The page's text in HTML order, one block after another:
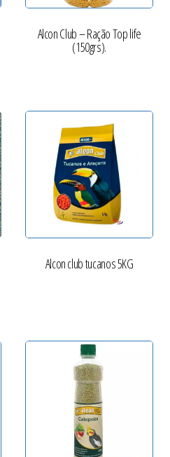
Alcon Club – Ração Top life
(150grs).
Alcon club tucanos 5KG